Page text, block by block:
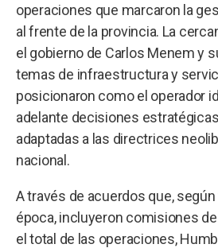
operaciones que marcaron la
al frente de la provincia. La
el gobierno de Carlos Menem y
temas de infraestructura y
posicionaron como el operador
adelante decisiones
adaptadas a las directrices
nacional.
A través de acuerdos que,
época, incluyeron comisiones
el total de las operaciones,